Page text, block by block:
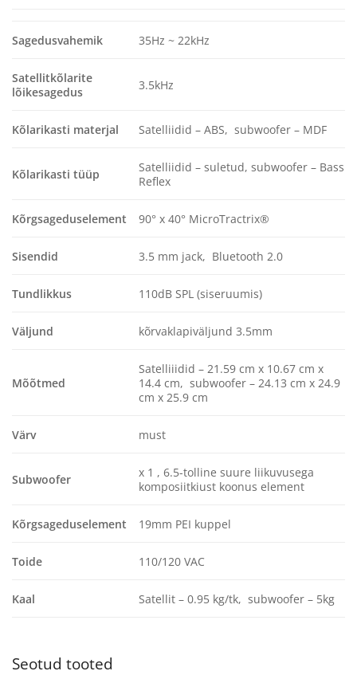
Sagedusvahemik 35Hz ~ 22kHz
Satellitkõlarite
lõikesagedus
3.5kHz
Kõlarikasti materjal Satelliidid – ABS, subwoofer – MDF
Kõlarikasti tüüp
Satelliidid – suletud, subwoofer – Bass
Reflex
Kõrgsageduselement 90° x 40° MicroTractrix®
Sisendid 3.5 mm jack, Bluetooth 2.0
Tundlikkus 110dB SPL (siseruumis)
Väljund kõrvaklapiväljund 3.5mm
Mõõtmed
Satelliiidid – 21.59 cm x 10.67 cm x
14.4 cm, subwoofer – 24.13 cm x 24.9
cm x 25.9 cm
Värv must
Subwoofer
x 1 , 6.5-tolline suure liikuvusega
komposiitkiust koonus element
Kõrgsageduselement 19mm PEI kuppel
Toide 110/120 VAC
Kaal Satellit – 0.95 kg/tk, subwoofer – 5kg
Seotud tooted